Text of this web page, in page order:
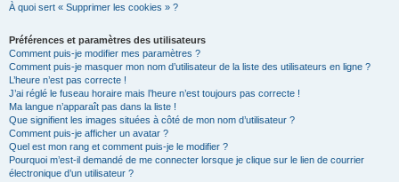
À quoi sert « Supprimer les cookies » ?
Préférences et paramètres des utilisateurs
Comment puis-je modifier mes paramètres ?
Comment puis-je masquer mon nom d’utilisateur de la liste des utilisateurs en ligne ?
L’heure n’est pas correcte !
J’ai réglé le fuseau horaire mais l’heure n’est toujours pas correcte !
Ma langue n’apparaît pas dans la liste !
Que signifient les images situées à côté de mon nom d’utilisateur ?
Comment puis-je afficher un avatar ?
Quel est mon rang et comment puis-je le modifier ?
Pourquoi m’est-il demandé de me connecter lorsque je clique sur le lien de courrier
électronique d’un utilisateur ?